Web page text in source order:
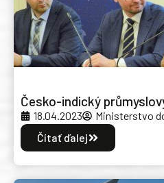
Česko-indický
18.04.2023
Ministerstvo
Čítať ďalej